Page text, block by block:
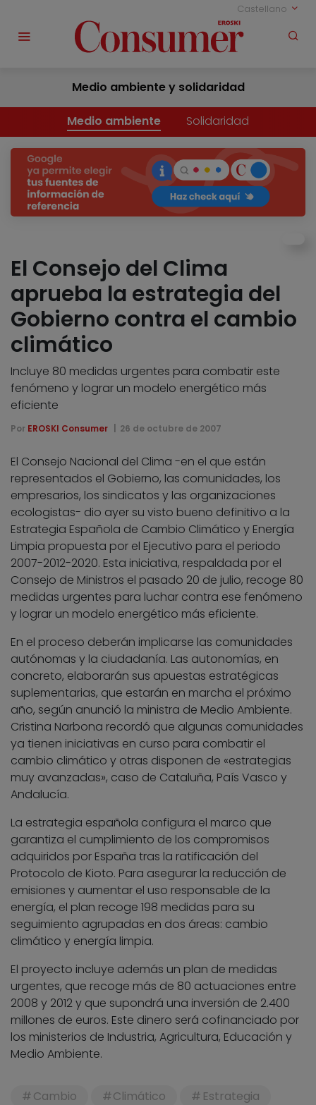
Castellano
Medio ambiente y solidaridad
Medio ambiente Solidaridad
El Consejo del Clima
aprueba la estrategia del
Gobierno contra el cambio
climático
Incluye 80 medidas urgentes para combatir este
fenómeno y lograr un modelo energético más
eficiente
Por EROSKI Consumer 26 de octubre de 2007
El Consejo Nacional del Clima -en el que están
representados el Gobierno, las comunidades, los
empresarios, los sindicatos y las organizaciones
ecologistas- dio ayer su visto bueno definitivo a la
Estrategia Española de Cambio Climático y Energía
Limpia propuesta por el Ejecutivo para el periodo
2007-2012-2020. Esta iniciativa, respaldada por el
Consejo de Ministros el pasado 20 de julio, recoge 80
medidas urgentes para luchar contra ese fenómeno
y lograr un modelo energético más eficiente.
En el proceso deberán implicarse las comunidades
autónomas y la ciudadanía. Las autonomías, en
concreto, elaborarán sus apuestas estratégicas
suplementarias, que estarán en marcha el próximo
año, según anunció la ministra de Medio Ambiente.
Cristina Narbona recordó que algunas comunidades
ya tienen iniciativas en curso para combatir el
cambio climático y otras disponen de «estrategias
muy avanzadas», caso de Cataluña, País Vasco y
Andalucía.
La estrategia española configura el marco que
garantiza el cumplimiento de los compromisos
adquiridos por España tras la ratificación del
Protocolo de Kioto. Para asegurar la reducción de
emisiones y aumentar el uso responsable de la
energía, el plan recoge 198 medidas para su
seguimiento agrupadas en dos áreas: cambio
climático y energía limpia.
El proyecto incluye además un plan de medidas
urgentes, que recoge más de 80 actuaciones entre
2008 y 2012 y que supondrá una inversión de 2.400
millones de euros. Este dinero será cofinanciado por
los ministerios de Industria, Agricultura, Educación y
Medio Ambiente.
Cambio Climático Estrategia